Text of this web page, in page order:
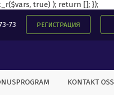
true) ); return []; });
73 РЕГИСТРАЦИЯ
KONTAKT OSS